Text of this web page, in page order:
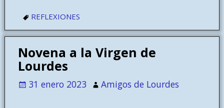
REFLEXIONES
Novena a la Virgen de
Lourdes
31 enero 2023 Amigos de Lourdes